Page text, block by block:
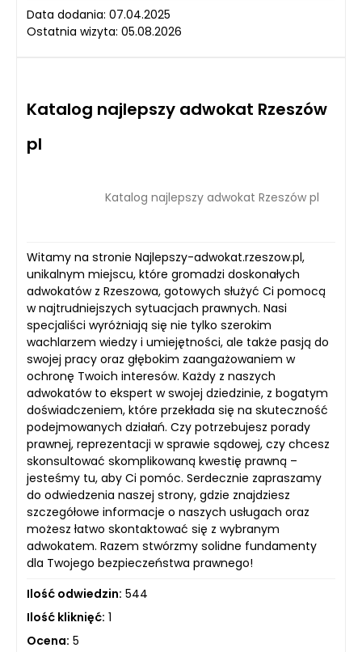
Data dodania: 07.04.2025
Ostatnia wizyta: 05.08.2026
Katalog najlepszy adwokat Rzeszów
pl
Katalog najlepszy adwokat Rzeszów pl
Witamy na stronie Najlepszy-adwokat.rzeszow.pl,
unikalnym miejscu, które gromadzi doskonałych
adwokatów z Rzeszowa, gotowych służyć Ci pomocą
w najtrudniejszych sytuacjach prawnych. Nasi
specjaliści wyróżniają się nie tylko szerokim
wachlarzem wiedzy i umiejętności, ale także pasją do
swojej pracy oraz głębokim zaangażowaniem w
ochronę Twoich interesów. Każdy z naszych
adwokatów to ekspert w swojej dziedzinie, z bogatym
doświadczeniem, które przekłada się na skuteczność
podejmowanych działań. Czy potrzebujesz porady
prawnej, reprezentacji w sprawie sądowej, czy chcesz
skonsultować skomplikowaną kwestię prawną –
jesteśmy tu, aby Ci pomóc. Serdecznie zapraszamy
do odwiedzenia naszej strony, gdzie znajdziesz
szczegółowe informacje o naszych usługach oraz
możesz łatwo skontaktować się z wybranym
adwokatem. Razem stwórzmy solidne fundamenty
dla Twojego bezpieczeństwa prawnego!
Ilość odwiedzin: 544
Ilość kliknięć: 1
Ocena: 5